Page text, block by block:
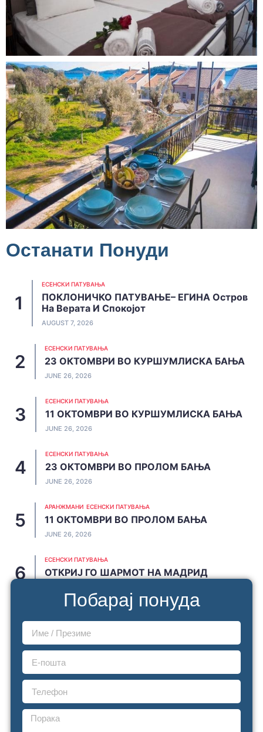
Останати Понуди
ЕСЕНСКИ ПАТУВАЊА
ПОКЛОНИЧКО ПАТУВАЊЕ– ЕГИНА Остров
На Верата И Спокојот
AUGUST 7, 2026
ЕСЕНСКИ ПАТУВАЊА
23 ОКТОМВРИ ВО КУРШУМЛИСКА БАЊА
JUNE 26, 2026
ЕСЕНСКИ ПАТУВАЊА
11 ОКТОМВРИ ВО КУРШУМЛИСКА БАЊА
JUNE 26, 2026
ЕСЕНСКИ ПАТУВАЊА
23 ОКТОМВРИ ВО ПРОЛОМ БАЊА
JUNE 26, 2026
АРАНЖМАНИ ЕСЕНСКИ ПАТУВАЊА
11 ОКТОМВРИ ВО ПРОЛОМ БАЊА
JUNE 26, 2026
ЕСЕНСКИ ПАТУВАЊА
ОТКРИЈ ГО ШАРМОТ НА МАДРИД
Побарај понуда